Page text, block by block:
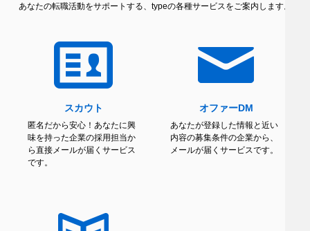
あなたの転職活動をサポートする、typeの各種サービスをご案内します。
スカウト
匿名だから安心！あなたに興
味を持った企業の採用担当か
ら直接メールが届くサービス
です。
オファーDM
あなたが登録した情報と近い
内容の募集条件の企業から、
メールが届くサービスです。